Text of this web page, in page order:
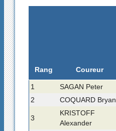
Rang Coureur
1 SAGAN Peter
2
COQUARD Bryan
3
KRISTOFF
Alexander